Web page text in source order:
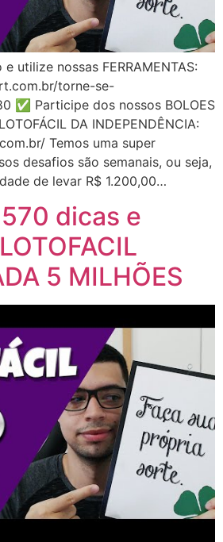
utilize nossas FERRAMENTAS:
torne-se-
✅ Participe dos nossos BOLOES
DA INDEPENDÊNCIA:
Temos uma super
desafios são semanais, ou seja,
de levar R$ 1.200,00…
dicas e
5 MILHÕES